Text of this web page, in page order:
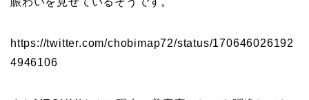
https://twitter.com/chobimap72/status/170646026192
4946106